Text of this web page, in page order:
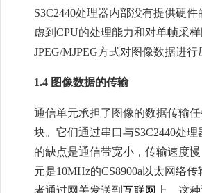
S3C2440处理器内部没有提供硬
虑到CPU的处理能力和对单帧采
JPEG/MJPEG方式对图像数据进行
1.4 图像数据的传输
通信单元承担了图像的数据传输
块。它们通过串口与S3C2440处
的缺点是通信带宽小，传输速度
元是10MHz的CS8900a以太网络
者通过网关发送到 互联网 上。这